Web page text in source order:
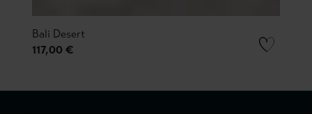
Bali Desert
117,00 €